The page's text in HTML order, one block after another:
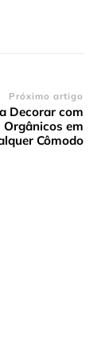
Próximo artigo
Decorar com
Orgânicos em
Cômodo